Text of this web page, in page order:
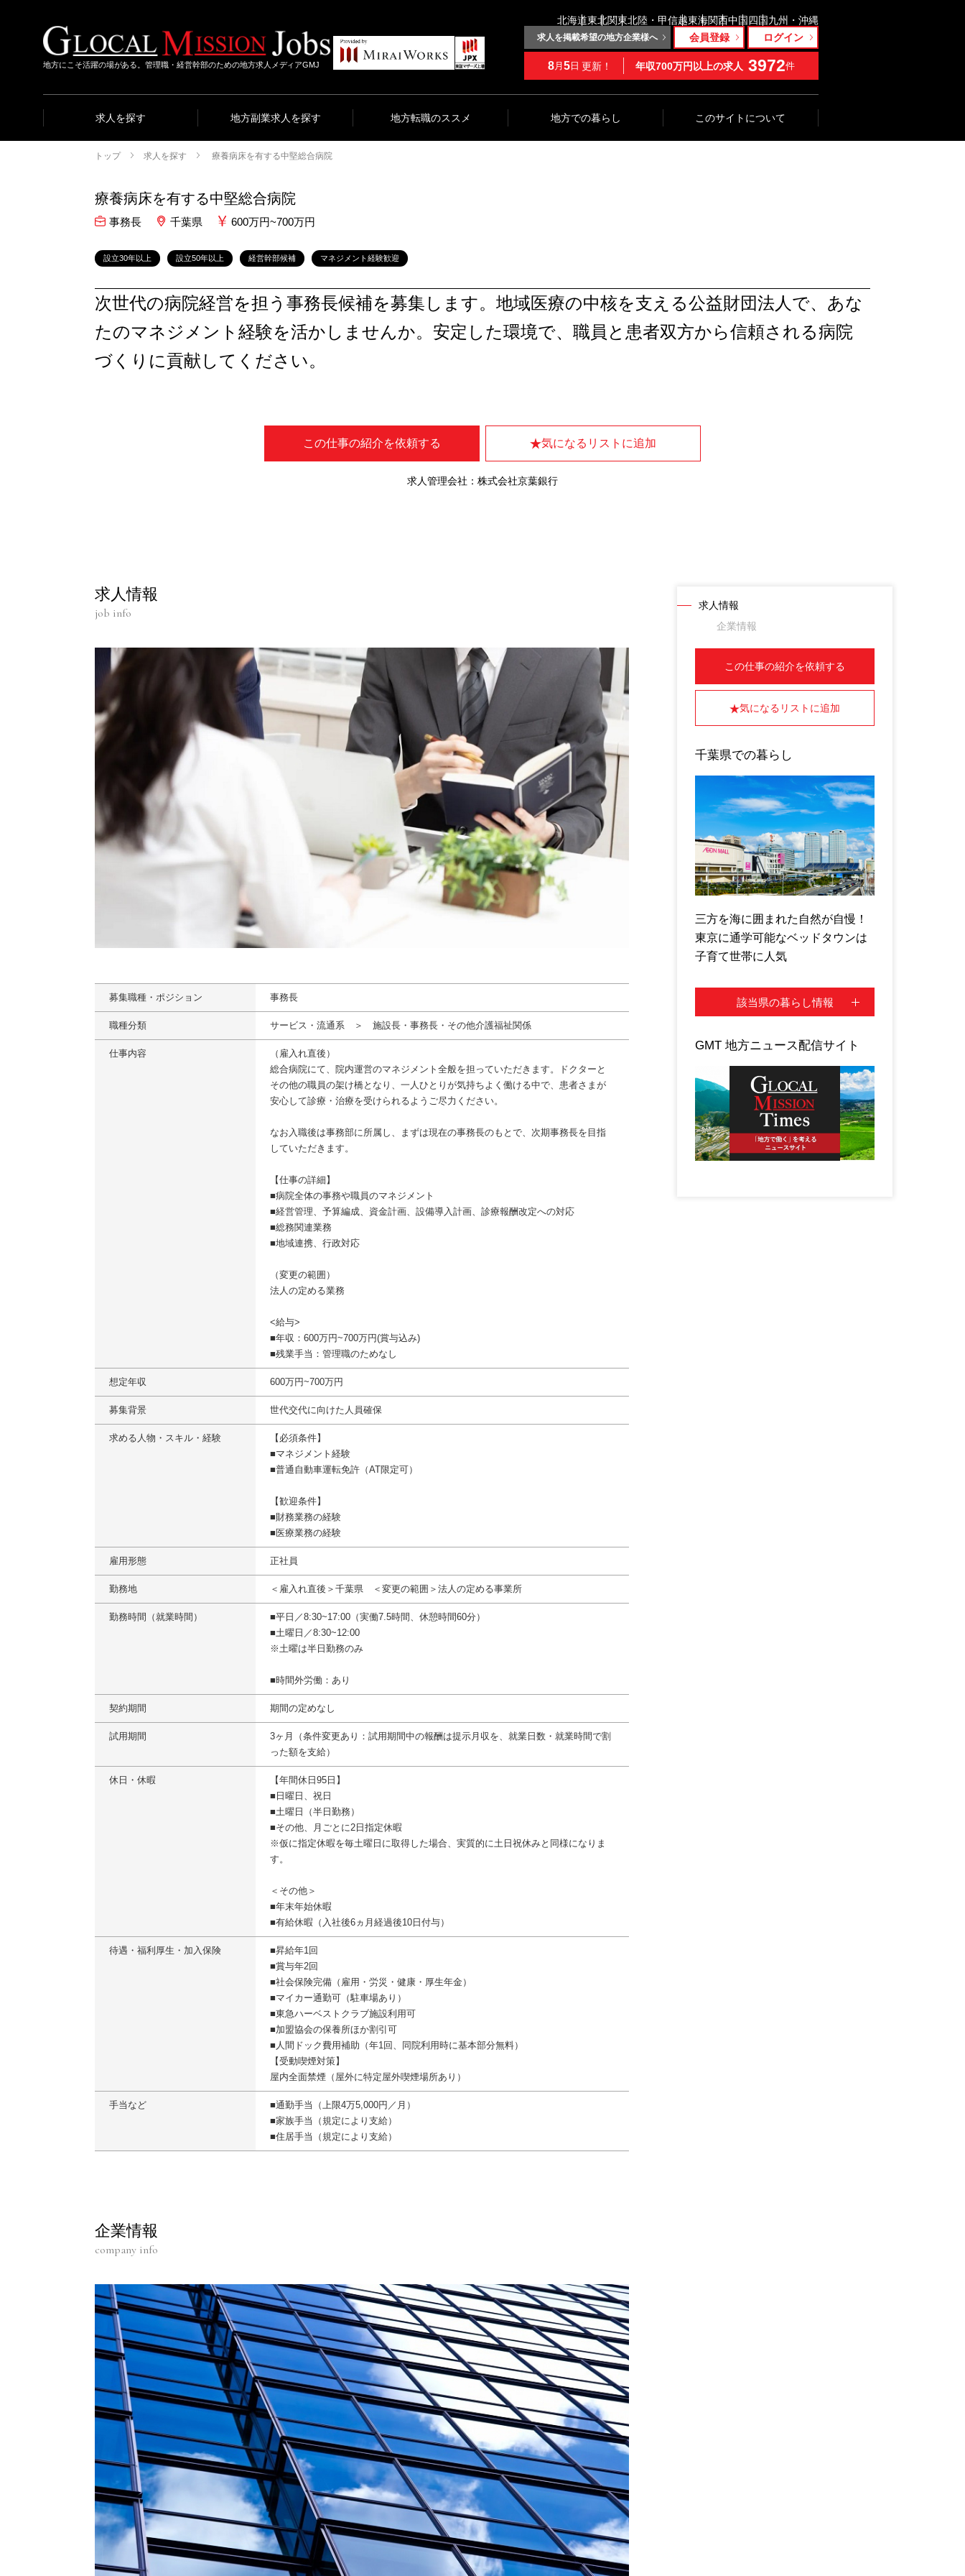
地方にこそ活躍の場がある。管理職・経営幹部のための地方求人メディアGMJ
北海道東北関東北陸・甲信越東海関西中国四国九州・沖縄
求人を掲載希望の地方企業様へ 会員登録 ログイン
8月 5日 更新！ 年収700万円以上の求人 3972件
求人を探す 地方副業求人を探す 地方転職のススメ 地方での暮らし このサイトについて
トップ 求人を探す 療養病床を有する中堅総合病院
療養病床を有する中堅総合病院
事務長 千葉県 600万円~700万円
設立30年以上 設立50年以上 経営幹部候補 マネジメント経験歓迎
次世代の病院経営を担う事務長候補を募集します。地域医療の中核を支える公益財団法人で、あな
たのマネジメント経験を活かしませんか。安定した環境で、職員と患者双方から信頼される病院
づくりに貢献してください。
この仕事の紹介を依頼する 気になるリストに追加
求人管理会社：株式会社京葉銀行
求人情報
job info
募集職種・ポジション 事務長
職種分類 サービス・流通系 ＞ 施設長・事務長・その他介護福祉関係
仕事内容
（雇入れ直後）
総合病院にて、院内運営のマネジメント全般を担っていただきます。ドクターと
その他の職員の架け橋となり、一人ひとりが気持ちよく働ける中で、患者さまが
安心して診療・治療を受けられるようご尽力ください。
なお入職後は事務部に所属し、まずは現在の事務長のもとで、次期事務長を目指
していただきます。
【仕事の詳細】
■病院全体の事務や職員のマネジメント
■経営管理、予算編成、資金計画、設備導入計画、診療報酬改定への対応
■総務関連業務
■地域連携、行政対応
（変更の範囲）
法人の定める業務
<給与>
■年収：600万円~700万円(賞与込み)
■残業手当：管理職のためなし
想定年収 600万円~700万円
募集背景 世代交代に向けた人員確保
求める人物・スキル・経験
【必須条件】
■マネジメント経験
■普通自動車運転免許（AT限定可）
【歓迎条件】
■財務業務の経験
■医療業務の経験
雇用形態 正社員
勤務地 ＜雇入れ直後＞千葉県 ＜変更の範囲＞法人の定める事業所
勤務時間（就業時間）
■平日／8:30~17:00（実働7.5時間、休憩時間60分）
■土曜日／8:30~12:00
※土曜は半日勤務のみ
■時間外労働：あり
契約期間 期間の定めなし
試用期間
3ヶ月（条件変更あり：試用期間中の報酬は提示月収を、就業日数・就業時間で割
った額を支給）
休日・休暇
【年間休日95日】
■日曜日、祝日
■土曜日（半日勤務）
■その他、月ごとに2日指定休暇
※仮に指定休暇を毎土曜日に取得した場合、実質的に土日祝休みと同様になりま
す。
＜その他＞
■年末年始休暇
■有給休暇（入社後6ヵ月経過後10日付与）
待遇・福利厚生・加入保険
■昇給年1回
■賞与年2回
■社会保険完備（雇用・労災・健康・厚生年金）
■マイカー通勤可（駐車場あり）
■東急ハーベストクラブ施設利用可
■加盟協会の保養所ほか割引可
■人間ドック費用補助（年1回、同院利用時に基本部分無料）
【受動喫煙対策】
屋内全面禁煙（屋外に特定屋外喫煙場所あり）
手当など
■通勤手当（上限4万5,000円／月）
■家族手当（規定により支給）
■住居手当（規定により支給）
企業情報
company info
求人情報
企業情報
この仕事の紹介を依頼する
気になるリストに追加
千葉県での暮らし
三方を海に囲まれた自然が自慢！
東京に通学可能なベッドタウンは
子育て世帯に人気
該当県の暮らし情報
GMT 地方ニュース配信サイト